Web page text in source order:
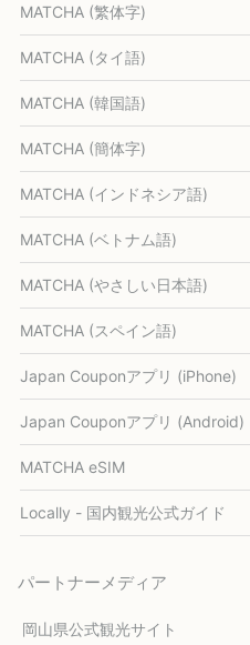
MATCHA (繁体字)
MATCHA (タイ語)
MATCHA (韓国語)
MATCHA (簡体字)
MATCHA (インドネシア語)
MATCHA (ベトナム語)
MATCHA (やさしい日本語)
MATCHA (スペイン語)
Japan Couponアプリ (iPhone)
Japan Couponアプリ (Android)
MATCHA eSIM
Locally - 国内観光公式ガイド
パートナーメディア
岡山県公式観光サイト